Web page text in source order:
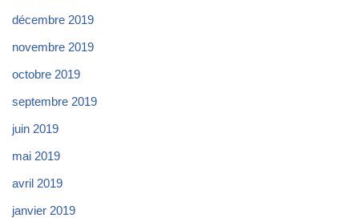
décembre 2019
novembre 2019
octobre 2019
septembre 2019
juin 2019
mai 2019
avril 2019
janvier 2019